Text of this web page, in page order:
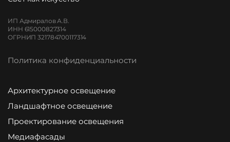
ИП Адмиралов А.В.
ИНН 615000827314
ОГРНИП 321784700117314
Политика конфиденциальности
Архитектурное освещение
Ландшафтное освещение
Проектирование освещения
Медиафасады